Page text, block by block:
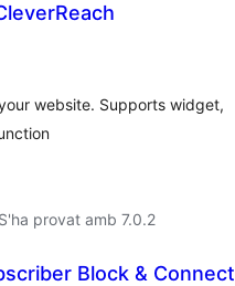
website. Supports widget,
S'ha provat amb 7.0.2
Block & Connect